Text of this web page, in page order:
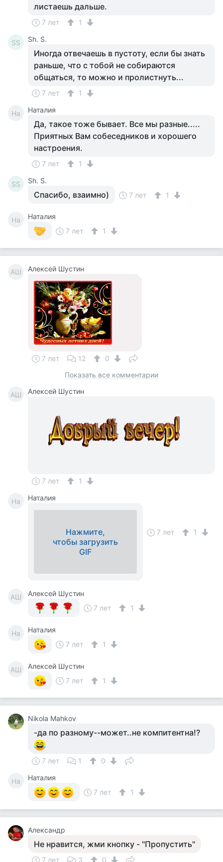
листаешь дальше.
7 лет 1
SS Sh. S.
Иногда отвечаешь в пустоту, если бы знать
раньше, что с тобой не собираются
общаться, то можно и пролистнуть...
7 лет 1
На Наталия
Да, такое тоже бывает. Все мы разные.....
Приятных Вам собеседников и хорошего
настроения.
7 лет 1
SS Sh. S.
Спасибо, взаимно) 7 лет 1
На
Наталия
7 лет
1
АШ Алексей Шустин
7 лет 12
0
Показать все комментарии
АШ Алексей Шустин
7 лет 1
На Наталия
Нажмите,
чтобы загрузить
GIF
7 лет 1
АШ
Алексей Шустин
7 лет
1
На
Наталия
7 лет
1
АШ
Алексей Шустин
7 лет
1
Nikola Mahkov
-да по разному--может..не компитентна!?
7 лет 1 0
На
Наталия
7 лет
1
Александр
Не нравится, жми кнопку - "Пропустить"
7 лет 3 0